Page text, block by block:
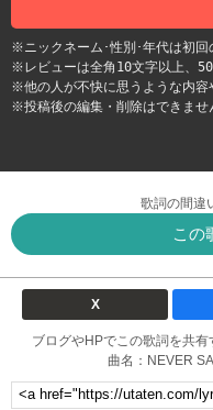
※ニックネーム･性別･年代は初回
※レビューは全角10文字以上、
※他の人が不快に思うような内容
※投稿後の編集・削除はできませ
歌詞の間違
この
X
ブログやHPでこの歌詞を共
曲名：NEVER